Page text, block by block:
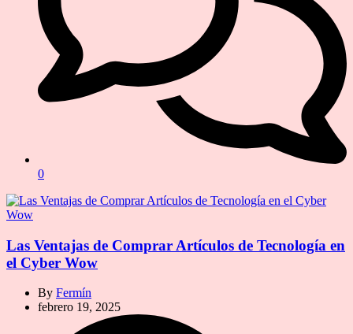
0
Las Ventajas de Comprar Artículos de Tecnología en
el Cyber Wow
By Fermín
febrero 19, 2025